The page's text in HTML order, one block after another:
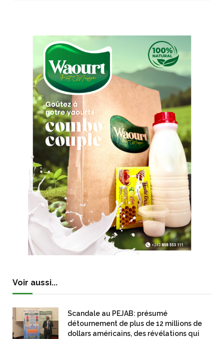
Voir aussi...
Scandale au PEJAB: présumé
détournement de plus de 12 millions de
dollars américains, des révélations qui